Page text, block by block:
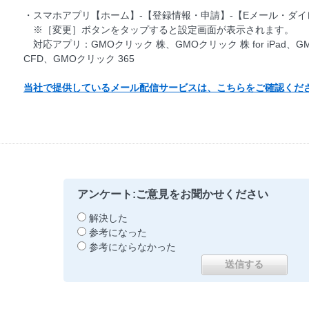
・スマホアプリ【ホーム】-【登録情報・申請】-【Eメール・ダ
※［変更］ボタンをタップすると設定画面が表示されます。
対応アプリ：GMOクリック 株、GMOクリック 株 for iPad、
CFD、GMOクリック 365
当社で提供しているメール配信サービスは、こちらをご確認くだ
アンケート:ご意見をお聞かせください
解決した
参考になった
参考にならなかった